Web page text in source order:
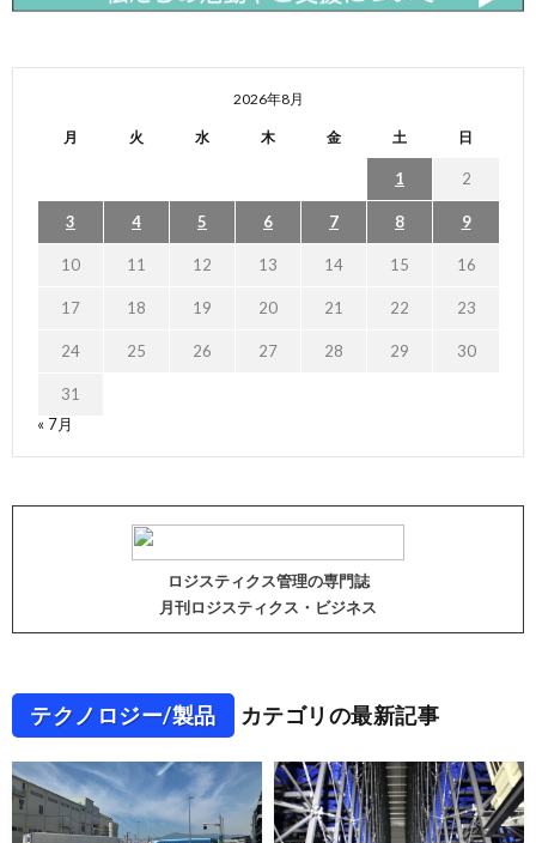
2026年8月
月 火 水 木 金 土 日
1 2
3 4 5 6 7 8 9
10 11 12 13 14 15 16
17 18 19 20 21 22 23
24 25 26 27 28 29 30
31
« 7月
ロジスティクス管理の専門誌
月刊ロジスティクス・ビジネス
テクノロジー/製品 カテゴリの最新記事